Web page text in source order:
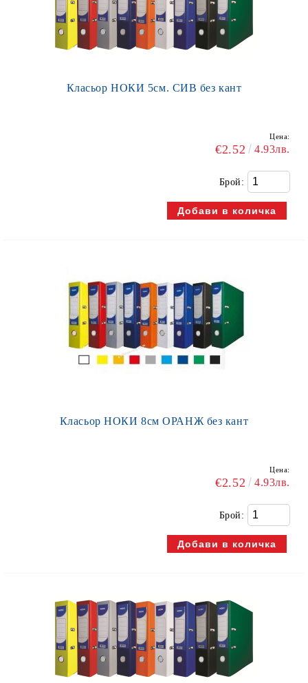
Класьор НОКИ 5см. СИВ без кант
Цена:
€2.52 4.93лв.
Брой:
Класьор НОКИ 8см ОРАНЖ без кант
Цена:
€2.52 4.93лв.
Брой: